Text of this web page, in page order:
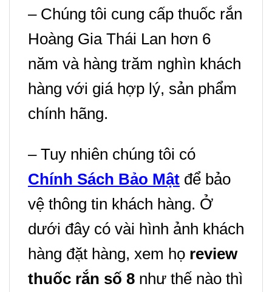
– Chúng tôi cung cấp thuốc rắn
Hoàng Gia Thái Lan hơn 6
năm và hàng trăm nghìn khách
hàng với giá hợp lý, sản phẩm
chính hãng.
– Tuy nhiên chúng tôi có
Chính Sách Bảo Mật để bảo
vệ thông tin khách hàng. Ở
dưới đây có vài hình ảnh khách
hàng đặt hàng, xem họ review
thuốc rắn số 8 như thế nào thì